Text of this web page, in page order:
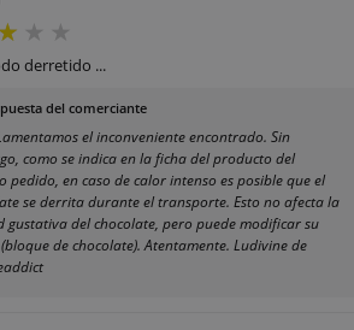
derretido ...
del comerciante
el inconveniente encontrado. Sin
como se indica en la ficha del producto del
pedido, en caso de calor intenso es posible que el
se derrita durante el transporte. Esto no afecta la
gustativa del chocolate, pero puede modificar su
de chocolate). Atentamente. Ludivine de